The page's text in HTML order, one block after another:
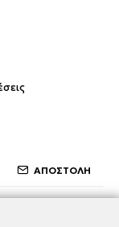
ΑΠΟΣΤΟΛΗ